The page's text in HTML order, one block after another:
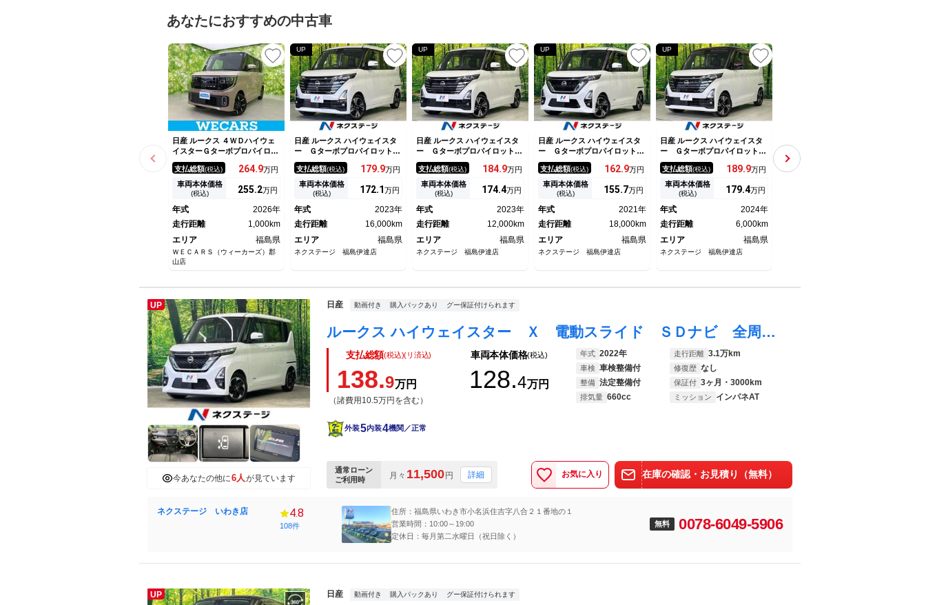
あなたにおすすめの中古車
日産 ルークス ４ＷＤハイウェ
イスターＧターボプロパイロッ
トＥｄ 保証書／純正 ＳＤナ
ビ／インテリジェントルームミ
ラー／両側電動スライドドア／
シートヒーター 前席／全方位
ステム／シート 合皮／プロパ
イロット／ヘッドランプ ＬＥ
支払総額(税込) 264.9万円
車両本体価格
(税込) 255.2万円
年式
2026年
走行距離
1,000km
エリア
福島県
ＷＥＣＡＲＳ（ウィーカーズ）郡
山店
UP
日産 ルークス ハイウェイスタ
ー Ｇターボプロパイロットエ
ディション 両側電動ドア 純
正９型ナビ 全周囲カメラ 寒
冷地仕様 衝突軽減装置 禁煙
車 合皮シート シートヒータ
害物センサー スマートキー
ＬＥＤヘッド ＥＴＣ デジタ
支払総額(税込) 179.9万円
車両本体価格
(税込) 172.1万円
年式
2023年
走行距離
16,000km
エリア
福島県
ネクステージ 福島伊達店
UP
日産 ルークス ハイウェイスタ
ー Ｇターボプロパイロットエ
ディション 両側電動ドア 純
正９型ディスプレイオーディ
オ 全周囲カメラ 寒冷地仕
様 衝突軽減装置 禁煙車 合
後ドラレコ 障害物センサー
スマートキー ＬＥＤヘッド
支払総額(税込) 184.9万円
車両本体価格
(税込) 174.4万円
年式
2023年
走行距離
12,000km
エリア
福島県
ネクステージ 福島伊達店
UP
日産 ルークス ハイウェイスタ
ー Ｇターボプロパイロットエ
ディション 両側電動ドア 純
正９型ナビ 全周囲カメラ 快
適パックＡ 衝突軽減装置 ド
ラレコ 障害物センサー レー
Ｄヘッド＆フォグ ＥＴＣ 電
子サイドブレーキ オートブレ
支払総額(税込) 162.9万円
車両本体価格
(税込) 155.7万円
年式
2021年
走行距離
18,000km
エリア
福島県
ネクステージ 福島伊達店
UP
日産 ルークス ハイウェイスタ
ー Ｇターボプロパイロットエ
ディション 両側電動ドア 純
正９型ナビ 全周囲カメラ 衝
突軽減装置 禁煙車 ２トーン
カラー 合皮シート ドラレ
ープ スマートキー ＬＥＤヘ
ッド＆フォグ ＥＴＣ オート
支払総額(税込) 189.9万円
車両本体価格
(税込) 179.4万円
年式
2024年
走行距離
6,000km
エリア
福島県
ネクステージ 福島伊達店
ー Ｇターボプロパイロットエ
ディション ワンオーナー 純
正メモリーナビ プロパイロッ
支払総額
UP
今あなたの他に6人 が見ています
日産 動画付き 購入パックあり グー保証付けられます
ルークス ハイウェイスター Ｘ 電動スライド ＳＤナビ 全周囲カメラ インテリジェントエマージェンシーブレーキ 禁煙車 コーナーセンサー レーンキープ スマートキー ＬＥＤヘッド ＥＴＣ オートハイビーム 車線逸脱警報 オートライト
支払総額(税込)(リ済込)
138.9万円
（諸費用10.5万円を含む）
車両本体価格(税込)
128.4万円
年式 2022年 走行距離 3.1万km
車検 車検整備付 修復歴 なし
整備 法定整備付 保証付 3ヶ月・3000km
排気量 660cc ミッション インパネAT
外装5内装4機関／正常
通常ローン
ご利用時
月々 11,500 円 詳細 お気に入り 在庫の確認・お見積り（無料）
ネクステージ いわき店 4.8
108件
住所：福島県いわき市小名浜住吉字八合２１番地の１
営業時間：10:00～19:00
定休日：毎月第二水曜日（祝日除く）
無料 0078-6049-5906
UP 日産 動画付き 購入パックあり グー保証付けられます